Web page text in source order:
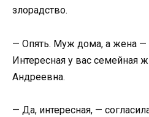
злорадство.
— Опять. Муж дома, а жена —
Интересная у вас семейная
Андреевна.
— Да, интересная, —